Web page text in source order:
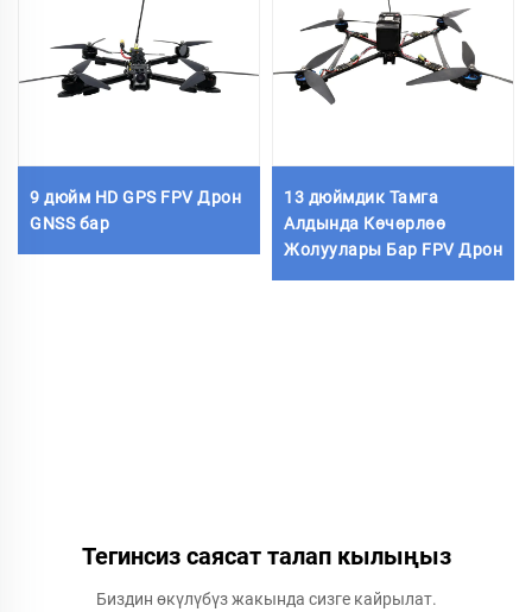
9 дюйм HD GPS FPV Дрон
GNSS бар
13 дюймдик Тамга
Алдында Көчөрлөө
Жолуулары Бар FPV Дрон
Тегинсиз саясат талап кылыңыз
Биздин өкүлүбүз жакында сизге кайрылат.